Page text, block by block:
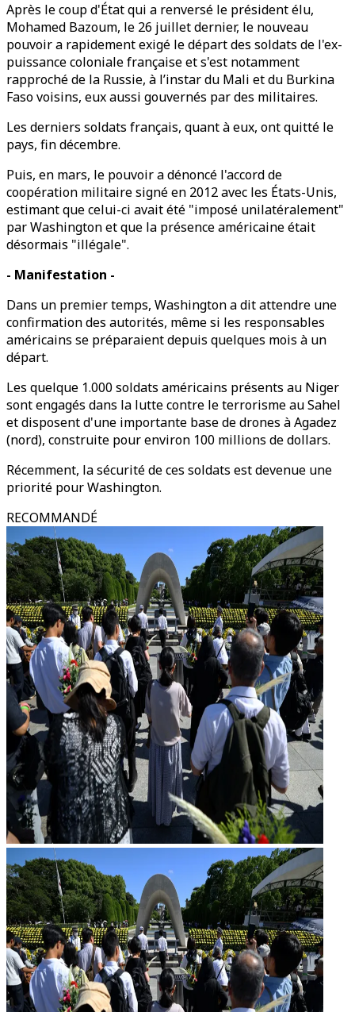
Après le coup d'État qui a renversé le président élu,
Mohamed Bazoum, le 26 juillet dernier, le nouveau
pouvoir a rapidement exigé le départ des soldats de l'ex-
puissance coloniale française et s'est notamment
rapproché de la Russie, à l’instar du Mali et du Burkina
Faso voisins, eux aussi gouvernés par des militaires.
Les derniers soldats français, quant à eux, ont quitté le
pays, fin décembre.
Puis, en mars, le pouvoir a dénoncé l'accord de
coopération militaire signé en 2012 avec les États-Unis,
estimant que celui-ci avait été "imposé unilatéralement"
par Washington et que la présence américaine était
désormais "illégale".
- Manifestation -
Dans un premier temps, Washington a dit attendre une
confirmation des autorités, même si les responsables
américains se préparaient depuis quelques mois à un
départ.
Les quelque 1.000 soldats américains présents au Niger
sont engagés dans la lutte contre le terrorisme au Sahel
et disposent d'une importante base de drones à Agadez
(nord), construite pour environ 100 millions de dollars.
Récemment, la sécurité de ces soldats est devenue une
priorité pour Washington.
RECOMMANDÉ